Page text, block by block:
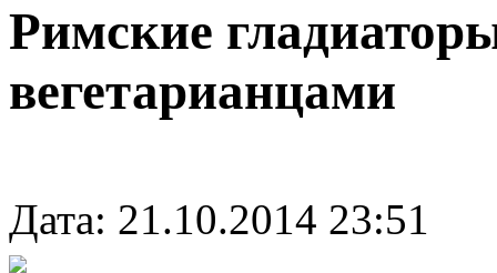
Римские
вегетарианцами
Дата: 21.10.2014 23:51